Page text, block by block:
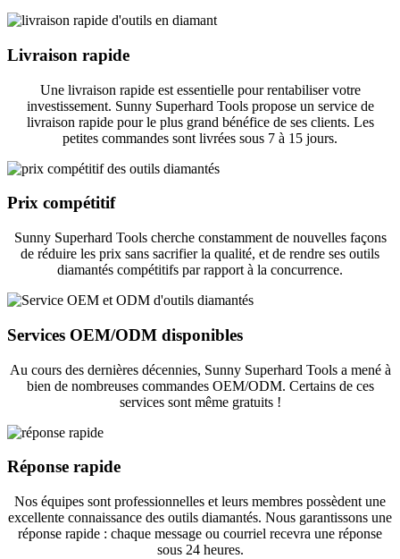
Livraison rapide
Une livraison rapide est essentielle pour rentabiliser votre
investissement. Sunny Superhard Tools propose un service de
livraison rapide pour le plus grand bénéfice de ses clients. Les
petites commandes sont livrées sous 7 à 15 jours.
Prix ​​compétitif
Sunny Superhard Tools cherche constamment de nouvelles façons
de réduire les prix sans sacrifier la qualité, et de rendre ses outils
diamantés compétitifs par rapport à la concurrence.
Services OEM/ODM disponibles
Au cours des dernières décennies, Sunny Superhard Tools a mené à
bien de nombreuses commandes OEM/ODM. Certains de ces
services sont même gratuits !
Réponse rapide
Nos équipes sont professionnelles et leurs membres possèdent une
excellente connaissance des outils diamantés. Nous garantissons une
réponse rapide : chaque message ou courriel recevra une réponse
sous 24 heures.